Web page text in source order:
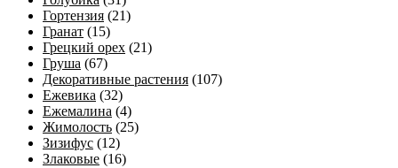
Гортензия (21)
Гранат (15)
Грецкий орех (21)
Груша (67)
Декоративные растения (107)
Ежевика (32)
Ежемалина (4)
Жимолость (25)
Зизифус (12)
Злаковые (16)